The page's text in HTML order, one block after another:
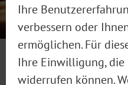
18. Juni 2026
Bereits das dritte
veranstalten
Kim,
Ihre
verbessern oder
ermöglichen. Für
Ihre Einwilligung, die
widerrufen können.